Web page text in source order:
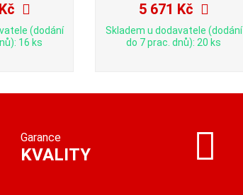
(dodání
16 ks
5 671 Kč
Skladem u dodavatele (dodání
do 7 prac. dnů): 20 ks
Garance
KVALITY